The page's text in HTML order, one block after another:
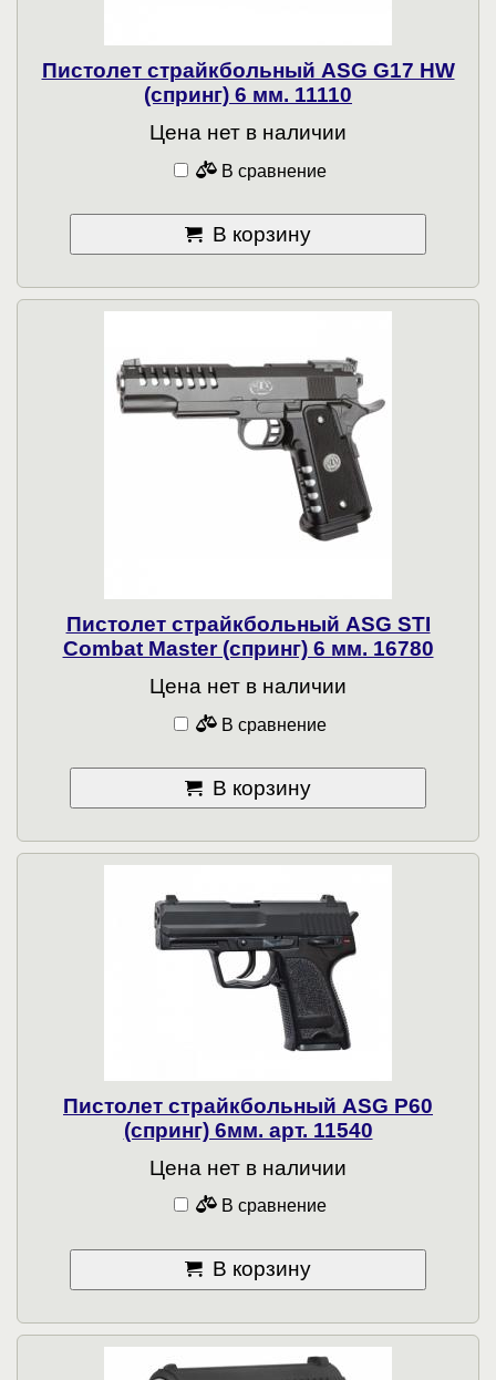
Пистолет страйкбольный ASG G17 HW
(спринг) 6 мм. 11110
Цена нет в наличии
В сравнение
В корзину
Пистолет страйкбольный ASG STI
Combat Master (спринг) 6 мм. 16780
Цена нет в наличии
В сравнение
В корзину
Пистолет страйкбольный ASG P60
(спринг) 6мм. арт. 11540
Цена нет в наличии
В сравнение
В корзину